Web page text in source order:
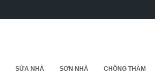
SỬA NHÀ SƠN NHÀ CHỐNG THẤM